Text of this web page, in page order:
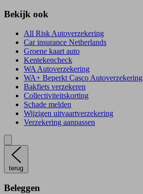
Bekijk ook
All Risk Autoverzekering
Car insurance Netherlands
Groene kaart auto
Kentekencheck
WA Autoverzekering
WA+ Beperkt Casco Autoverzekering
Bakfiets verzekeren
Collectiviteitskorting
Schade melden
Wijzigen uitvaartverzekering
Verzekering aanpassen
terug
Beleggen